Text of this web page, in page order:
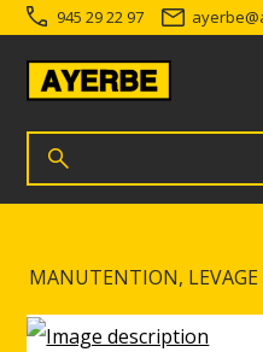
Accéder directement au
945 29 22 97 ayerbe@
Recherche de produits
MANUTENTION, LEVAGE